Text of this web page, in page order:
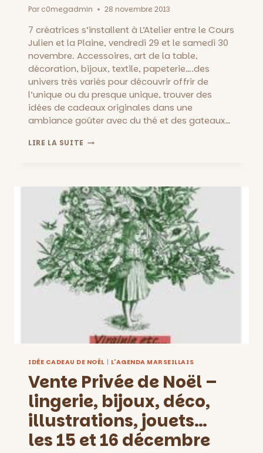
Par c0megadmin 28 novembre 2013
7 créatrices s’installent à L’Atelier entre le Cours
Julien et la Plaine, vendredi 29 et le samedi 30
novembre. Accessoires, art de la table,
décoration, bijoux, textile, papeterie….des
univers très variés pour découvrir offrir de
l’unique ou du presque unique, trouver des
idées de cadeaux originales dans une
ambiance goûter avec du thé et des gateaux…
LIRE LA SUITE VENTE
7
CRÉATRICES
À
L’ATELIER
VENDREDI
29
ET
SAMEDI
30
NOVEMBRE
IDÉE CADEAU DE NOËL| L'AGENDA MARSEILLAIS
Vente Privée de Noël –
lingerie, bijoux, déco,
illustrations, jouets…
les 15 et 16 décembre